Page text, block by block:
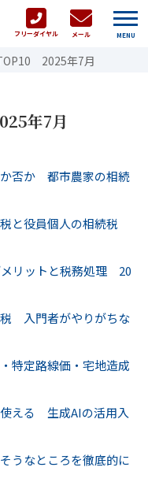
フリーダイヤル メール MENU
2025年7月
年7月
否か 都市農家の相続
と役員個人の相続税
リットと税務処理 20
入門者がやりがちな
特定路線価・宅地造成
える 生成AIの活用入
うなところを徹底的に